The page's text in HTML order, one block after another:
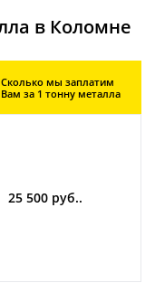
в Коломне
Сколько мы заплатим
Вам за 1 тонну металла
25 500 руб..